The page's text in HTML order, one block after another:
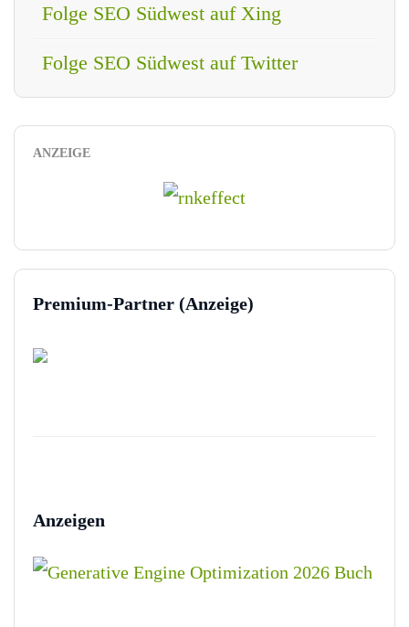
Folge SEO Südwest auf Xing
Folge SEO Südwest auf Twitter
ANZEIGE
Premium-Partner (Anzeige)
Anzeigen